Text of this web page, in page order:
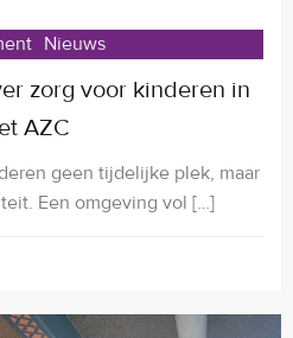
Nieuws
zorg voor kinderen in
AZC
geen tijdelijke plek, maar
Een omgeving vol […]